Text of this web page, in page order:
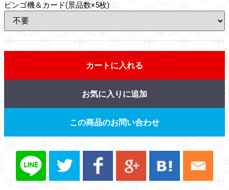
ビンゴ機＆カード(景品数×5枚)
カートに入れる
お気に入りに追加
この商品のお問い合わせ